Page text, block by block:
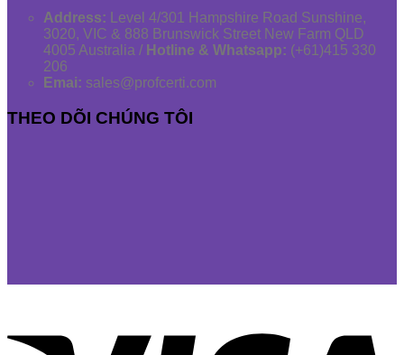
Address: Level 4/301 Hampshire Road Sunshine,
3020, VIC & 888 Brunswick Street New Farm QLD
4005 Australia / Hotline & Whatsapp: (+61)415 330
206
Emai: sales@profcerti.com
THEO DÕI CHÚNG TÔI